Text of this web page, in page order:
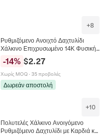
+8
Ρυθμιζόμενο Ανοιχτό Δαχτυλίδι
Χάλκινο Επιχρυσωμένο 14Κ Φυσική
Πέτρα Σχήμα Μισοφέγγαρου
Μινιμαλιστικό Κόσμημα Boho
Γυναίκες
-14% $2.27
Χωρίς MOQ · 35 προβολές
Δωρεάν αποστολή
+10
Πολυτελές Χάλκινο Ανοιγόμενο
Ρυθμιζόμενο Δαχτυλίδι με Καρδιά και